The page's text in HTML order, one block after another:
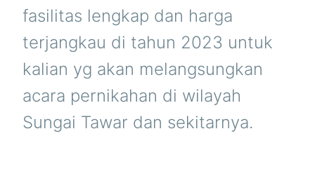
fasilitas lengkap dan harga
terjangkau di tahun 2023 untuk
kalian yg akan melangsungkan
acara pernikahan di wilayah
Sungai Tawar dan sekitarnya.